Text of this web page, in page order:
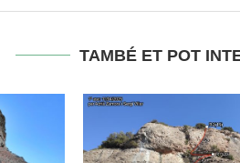
TAMBÉ ET POT